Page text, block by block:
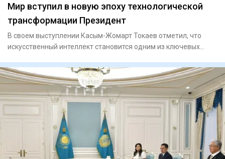
Мир вступил в новую эпоху технологической
трансформации Президент
В своем выступлении Касым-Жомарт Токаев отметил, что
искусственный интеллект становится одним из ключевых